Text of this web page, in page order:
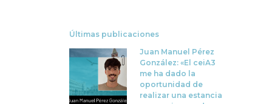
Últimas publicaciones
Juan Manuel Pérez
González: «El ceiA3
me ha dado la
oportunidad de
realizar una estancia